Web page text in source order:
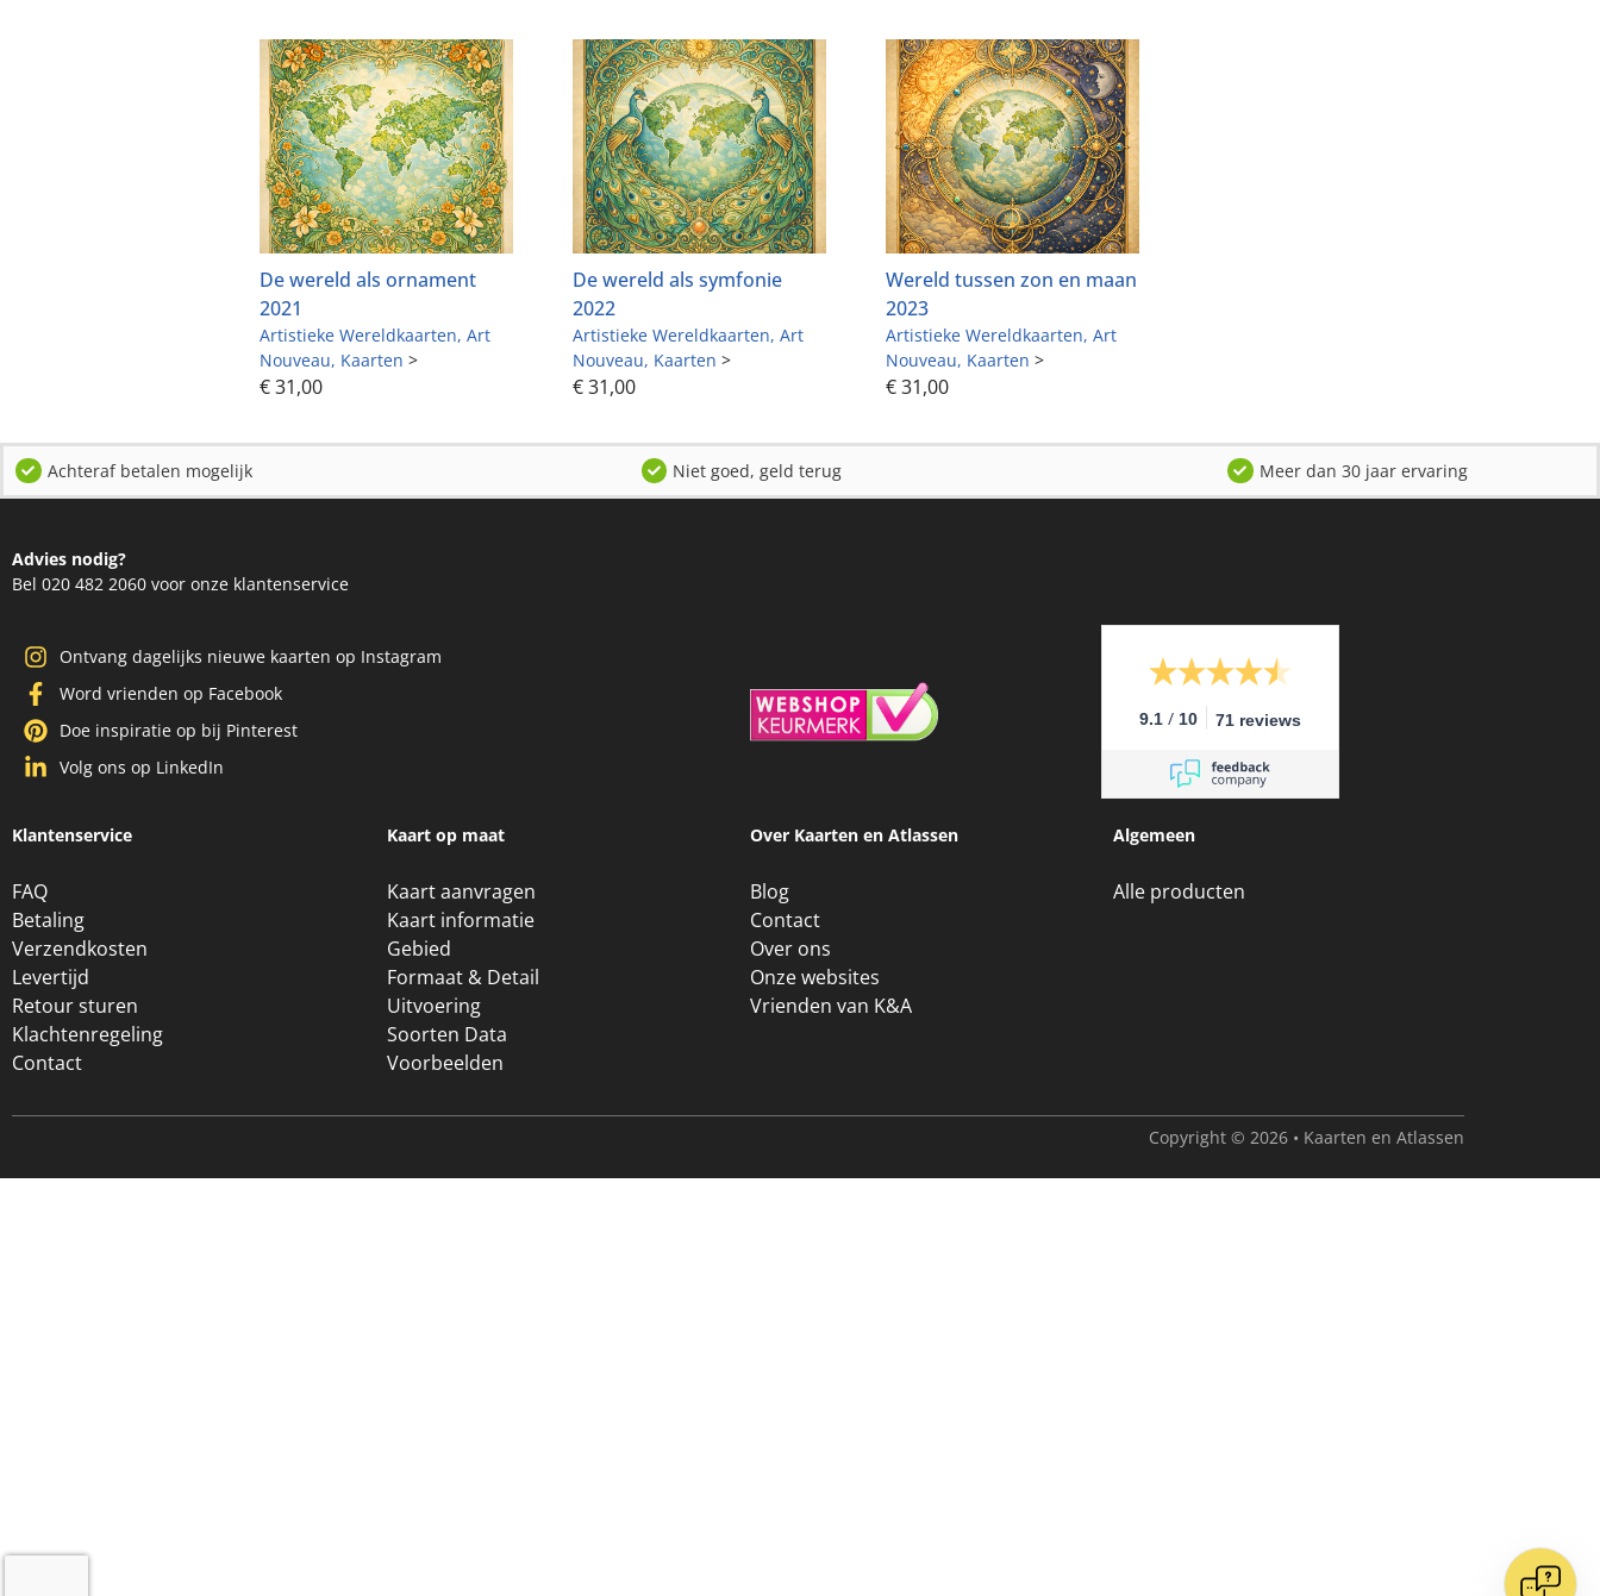
De wereld als ornament
2021
Artistieke Wereldkaarten Art
Nouveau Kaarten >
€31,00
De wereld als symfonie
2022
Artistieke Wereldkaarten Art
Nouveau Kaarten >
€31,00
Wereld tussen zon en maan
2023
Artistieke Wereldkaarten Art
Nouveau Kaarten >
€31,00
Achteraf betalen mogelijk Niet goed, geld terug Meer dan 30 jaar ervaring
Advies nodig?
Bel 020 482 2060 voor onze klantenservice
Ontvang dagelijks nieuwe kaarten op Instagram
Word vrienden op Facebook
Doe inspiratie op bij Pinterest
Volg ons op LinkedIn
9.1 / 10 71 reviews
Klantenservice
FAQ
Betaling
Verzendkosten
Levertijd
Retour sturen
Klachtenregeling
Contact
Kaart op maat
Kaart aanvragen
Kaart informatie
Gebied
Formaat & Detail
Uitvoering
Soorten Data
Voorbeelden
Over Kaarten en Atlassen
Blog
Contact
Over ons
Onze websites
Vrienden van K&A
Algemeen
Alle producten
Copyright © 2026 • Kaarten en Atlassen